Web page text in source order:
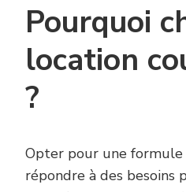
Pourquoi
location
?
Opter pour une
répondre à des besoins